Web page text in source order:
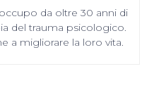
da oltre 30 anni di
del trauma psicologico.
a migliorare la loro vita.